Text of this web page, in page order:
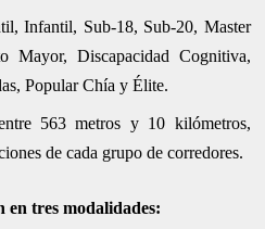
Infantil, Sub-18, Sub-20, Master
Discapacidad Cognitiva,
Popular Chía y Élite.
563 metros y 10 kilómetros,
de cada grupo de corredores.
en tres modalidades: